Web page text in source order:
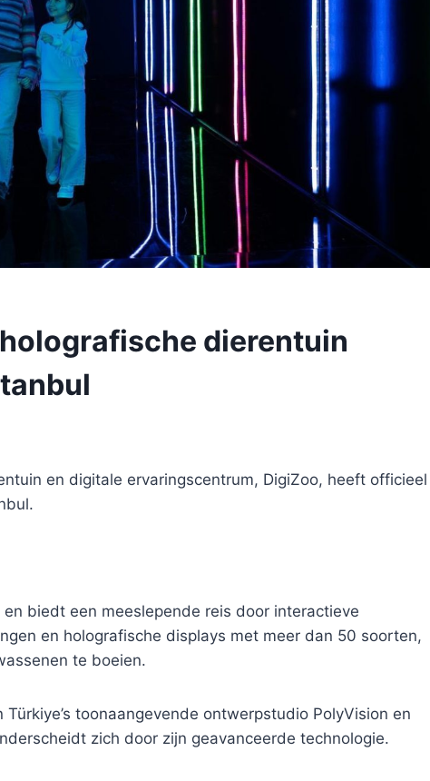
dierentuin
en digitale ervaringscentrum, DigiZoo, heeft officieel
biedt een meeslepende reis door interactieve
en holografische displays met meer dan 50 soorten,
te boeien.
toonaangevende ontwerpstudio PolyVision en
zich door zijn geavanceerde technologie.